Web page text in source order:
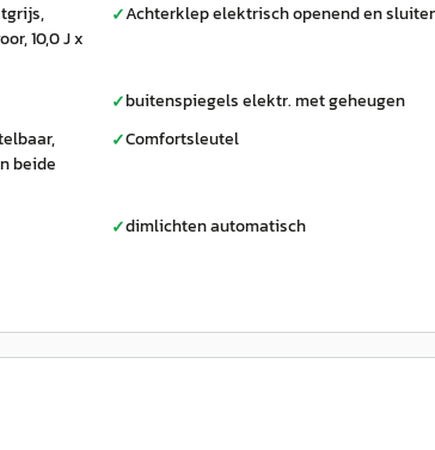
10,0 J x
✓Achterklep elektrisch openend en
✓buitenspiegels elektr. met geheugen
beide
✓Comfortsleutel
✓dimlichten automatisch